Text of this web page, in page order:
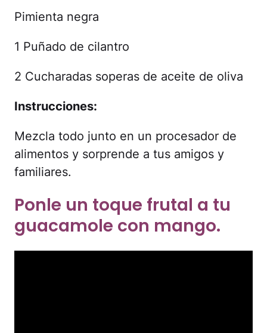
Pimienta negra
1 Puñado de cilantro
2 Cucharadas soperas de aceite de oliva
Instrucciones:
Mezcla todo junto en un procesador de
alimentos y sorprende a tus amigos y
familiares.
Ponle un toque frutal a tu
guacamole con mango.